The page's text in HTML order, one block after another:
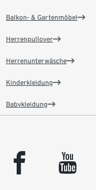
Balkon- & Gartenmöbel
Herrenpullover
Herrenunterwäsche
Kinderkleidung
Babykleidung
facebook youtube